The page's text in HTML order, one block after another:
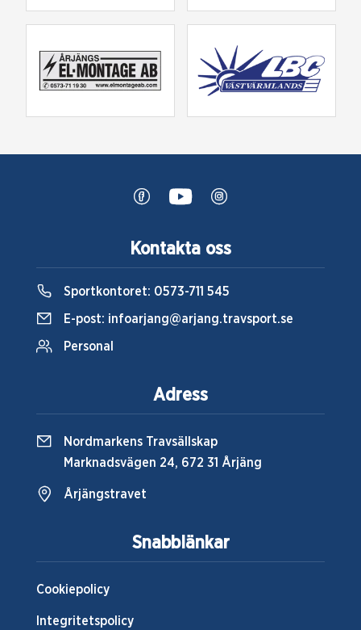
Snabblänkar
Cookiepolicy
Integritetspolicy
Kontakta oss
Sportkontoret: 0573-711 545
E-post: infoarjang@arjang.travsport.se
Personal
Adress
Nordmarkens Travsällskap
Marknadsvägen 24, 672 31 Årjäng
Årjängstravet